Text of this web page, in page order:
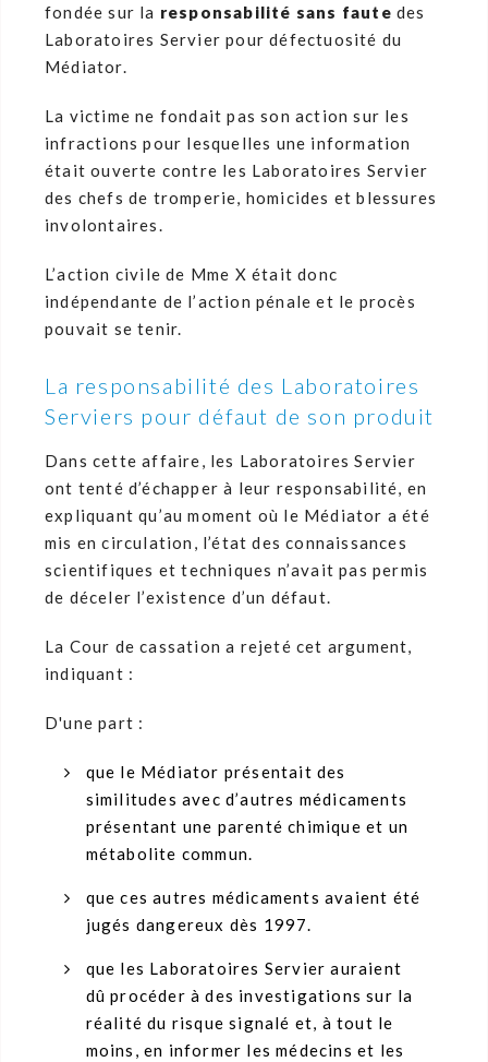
fondée sur la responsabilité sans fautedes
Laboratoires Servier pour défectuosité du
Médiator.
La victime ne fondait pas son action sur les
infractions pour lesquelles une information
était ouverte contre les Laboratoires Servier
des chefs de tromperie, homicides et blessures
involontaires.
L’action civile de Mme X était donc
indépendante de l’action pénale et le procès
pouvait se tenir.
La responsabilité des Laboratoires
Serviers pour défaut de son produit
Dans cette affaire, les Laboratoires Servier
ont tenté d’échapper à leur responsabilité, en
expliquant qu’au moment où le Médiator a été
mis en circulation, l’état des connaissances
scientifiques et techniques n’avait pas permis
de déceler l’existence d’un défaut.
La Cour de cassation a rejeté cet argument,
indiquant :
D'une part :
que le Médiator présentait des
similitudes avec d’autres médicaments
présentant une parenté chimique et un
métabolite commun.
que ces autres médicaments avaient été
jugés dangereux dès 1997.
que les Laboratoires Servier auraient
dû procéder à des investigations sur la
réalité du risque signalé et, à tout le
moins, en informer les médecins et les